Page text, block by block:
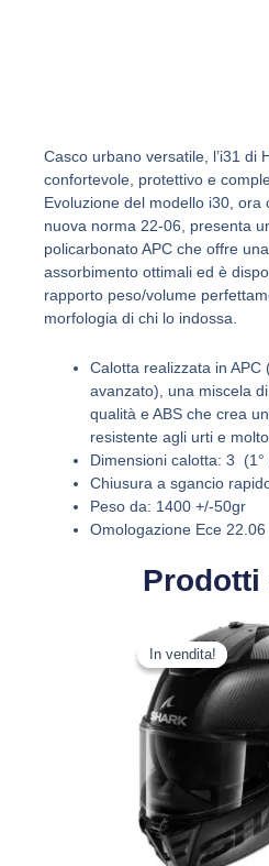
Casco urbano versatile, l’i31 di
confortevole, protettivo e
Evoluzione del modello i30, ora
nuova norma 22-06, presenta
policarbonato APC che offre
assorbimento ottimali ed è
rapporto peso/volume
morfologia di chi lo indossa.
Calotta realizzata in
avanzato), una miscela
qualità e ABS che crea
resistente agli urti e
Dimensioni calotta: 3 (1°
Chiusura a sgancio
Peso da: 1400 +/-50gr
Omologazione Ece 22.06
In vendita!
In vendita!
prezzo
originale
era:
429,99 €.
Il